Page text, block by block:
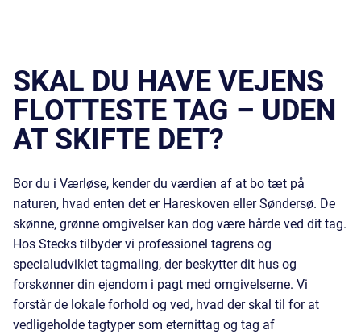
SKAL DU HAVE VEJENS
FLOTTESTE TAG – UDEN
AT SKIFTE DET?
Bor du i Værløse, kender du værdien af at bo tæt på
naturen, hvad enten det er Hareskoven eller Søndersø. De
skønne, grønne omgivelser kan dog være hårde ved dit tag.
Hos Stecks tilbyder vi professionel tagrens og
specialudviklet tagmaling, der beskytter dit hus og
forskønner din ejendom i pagt med omgivelserne. Vi
forstår de lokale forhold og ved, hvad der skal til for at
vedligeholde tagtyper som eternittag og tag af